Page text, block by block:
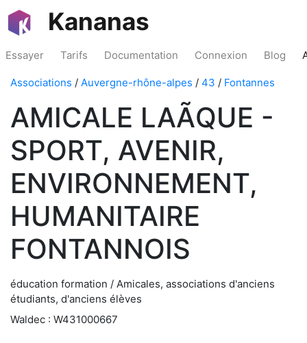
Kananas
Essayer Tarifs Documentation Connexion Blog
Associations / Auvergne-rhône-alpes / 43 / Fontannes
AMICALE LAÃQUE -
SPORT, AVENIR,
ENVIRONNEMENT,
HUMANITAIRE
FONTANNOIS
éducation formation / Amicales, associations d'anciens
étudiants, d'anciens élèves
Waldec : W431000667